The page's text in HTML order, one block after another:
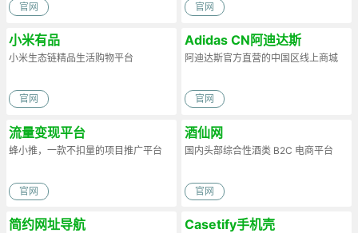
官网 官网
小米有品
小米生态链精品生活购物平台
官网
Adidas CN阿迪达斯
阿迪达斯官方直营的中国区线上商城
官网
流量变现平台
蜂小推，一款不扣量的项目推广平台
官网
酒仙网
国内头部综合性酒类 B2C 电商平台
官网
简约网址导航 Casetify手机壳